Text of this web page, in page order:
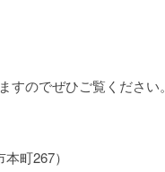
すのでぜひご覧ください。
町267）